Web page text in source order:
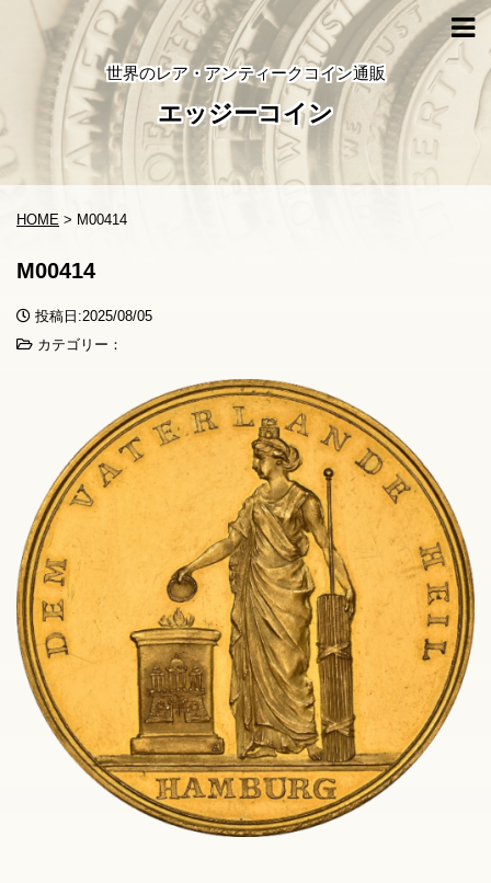
世界のレア・アンティークコイン通販
エッジーコイン
HOME > M00414
M00414
投稿日:2025/08/05
カテゴリー：